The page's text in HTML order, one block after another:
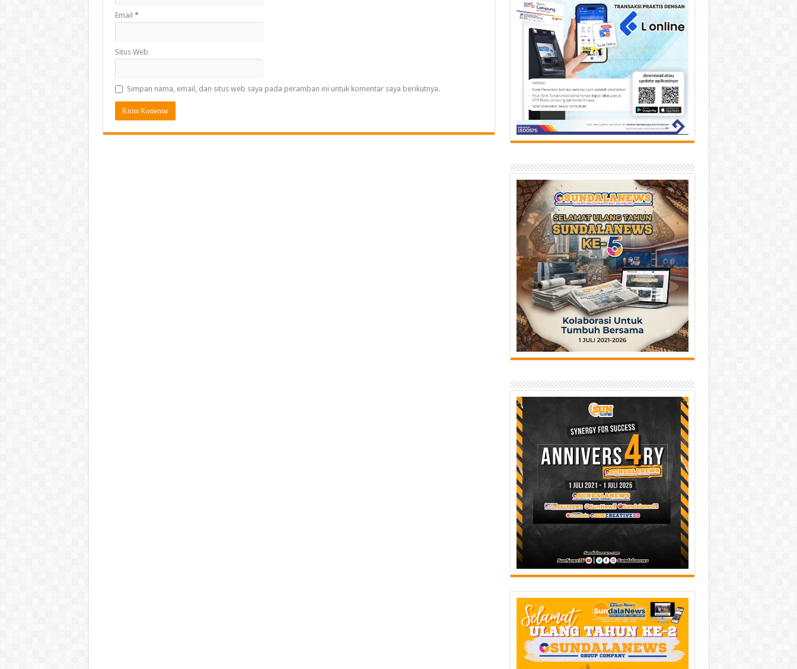
Email *
Situs Web
Simpan nama, email, dan situs web saya pada peramban ini untuk komentar saya berikutnya.